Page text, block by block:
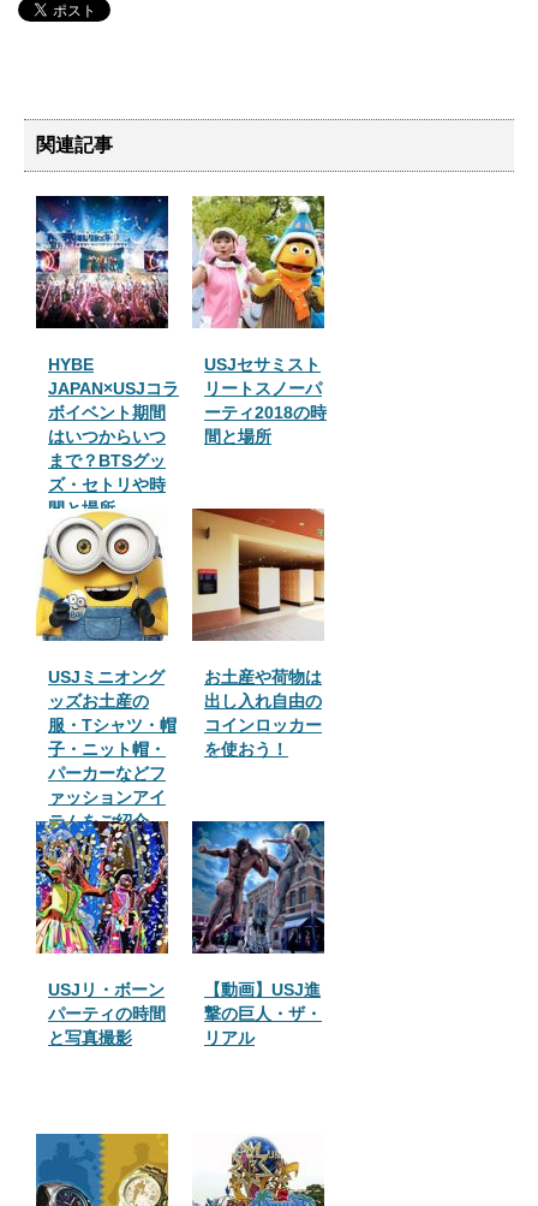
関連記事
HYBE
JAPAN×USJコラ
ボイベント期間
はいつからいつ
まで？BTSグッ
ズ・セトリや時
間と場所
USJセサミスト
リートスノーパ
ーティ2018の時
間と場所
USJミニオング
ッズお土産の
服・Tシャツ・帽
子・ニット帽・
パーカーなどフ
ァッションアイ
テムをご紹介
お土産や荷物は
出し入れ自由の
コインロッカー
を使おう！
USJリ・ボーン
パーティの時間
と写真撮影
【動画】USJ進
撃の巨人・ザ・
リアル